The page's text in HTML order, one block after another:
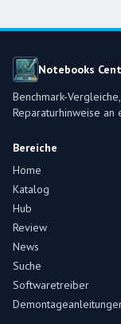
Notebooks
Benchmark-
Reparaturhinweise an
Bereiche
Home
Katalog
Hub
Review
News
Suche
Softwaretreiber